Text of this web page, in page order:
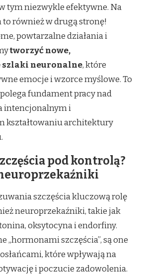
tym niezwykle efektywne. Na
to również w drugą stronę!
powtarzalne działania i
tworzyć nowe,
szlaki neuronalne, które
emocje i wzorce myślowe. To
fundament pracy nad
intencjonalnym i
kształtowaniu architektury
pod kontrolą?
szczęścia kluczową rolę
neuroprzekaźniki, takie jak
oksytocyna i endorfiny.
„hormonami szczęścia”, są one
które wpływają na
i poczucie zadowolenia.